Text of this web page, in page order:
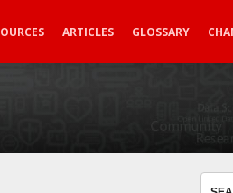
ARTICLES GLOSSARY